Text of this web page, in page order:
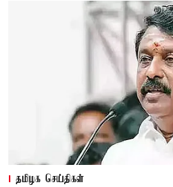
தமிழக செய்திகள்